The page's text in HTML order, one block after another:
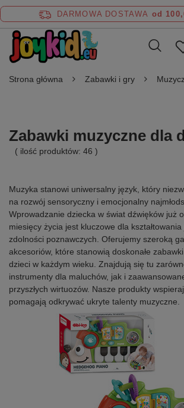
DARMOWA DOSTAWA od
Strona główna Zabawki i gry
Zabawki muzyczne dla
( ilość produktów: 46 )
Muzyka stanowi uniwersalny język, który
na rozwój sensoryczny i emocjonalny
Wprowadzanie dziecka w świat dźwięków już
miesięcy życia jest kluczowe dla
zdolności poznawczych. Oferujemy szeroką
akcesoriów, które stanowią doskonałe
dzieci w każdym wieku. Znajdują się tu
instrumenty dla maluchów, jak i
przyszłych wirtuozów. Nasze produkty
pomagają odkrywać ukryte talenty muzyczne.